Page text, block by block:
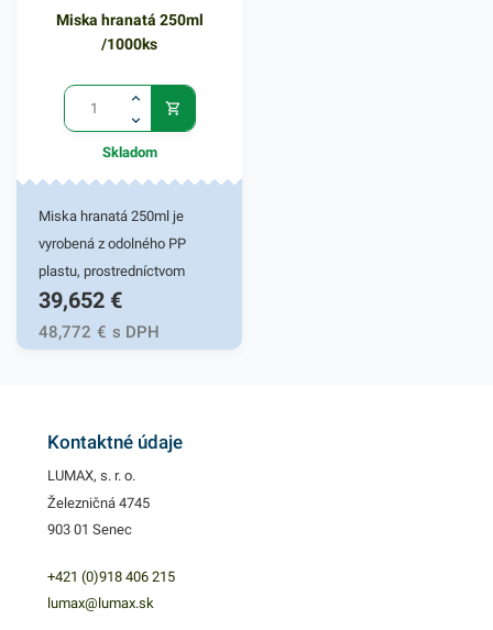
mäsiarenských prírezov. V
podobné produkty.
Miska hranatá 250ml
/1000ks
Skladom
Miska hranatá 250ml je
vyrobená z odolného PP
plastu, prostredníctvom
ktorého je praktickým
pomocníkom pri balení
rôznych jedál. Miska je
ktoré sú pripravené na rozvoz
Túto hranatú misku však
iného rôznorodého
sortimentu. Je ľahká a
39,652 €
48,772 € s DPH
Kontaktné údaje
LUMAX, s. r. o.
Železničná 4745
903 01 Senec
+421 (0)918 406 215
lumax@lumax.sk